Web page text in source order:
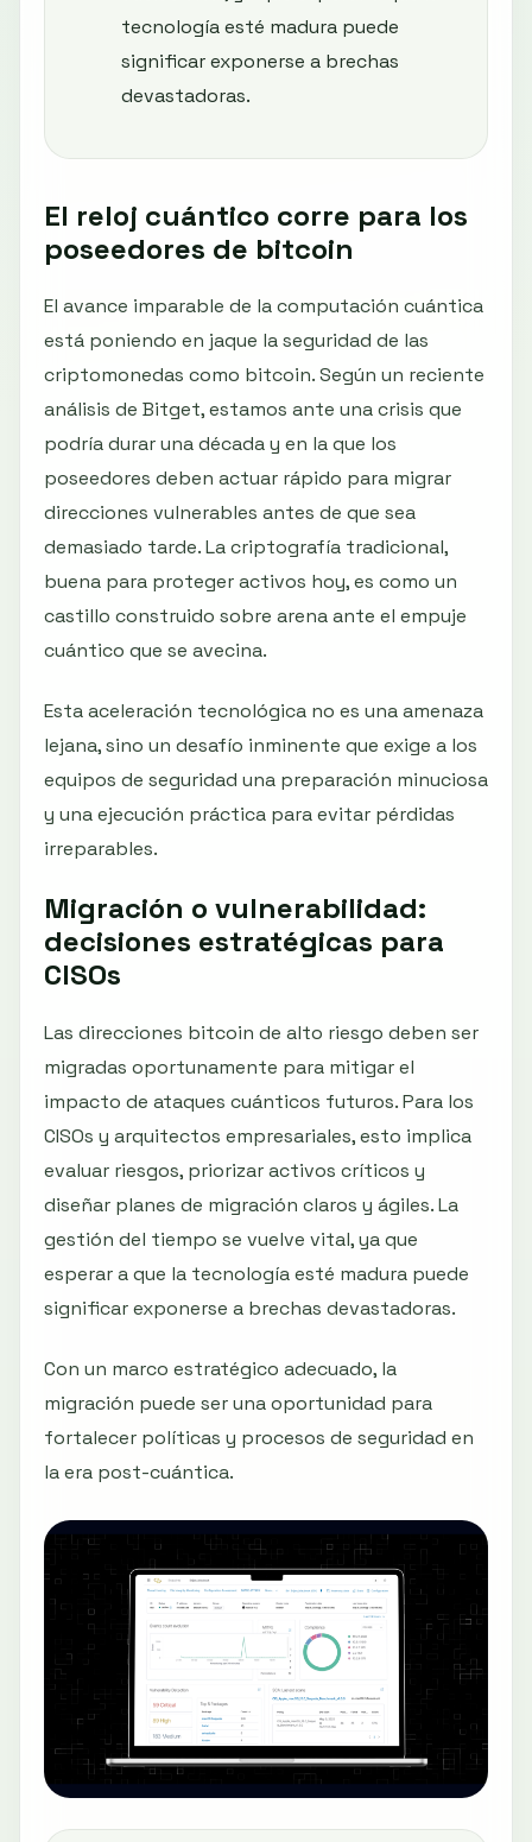
tecnología esté madura puede
significar exponerse a brechas
devastadoras.
El reloj cuántico corre para los
poseedores de bitcoin
El avance imparable de la computación cuántica
está poniendo en jaque la seguridad de las
criptomonedas como bitcoin. Según un reciente
análisis de Bitget, estamos ante una crisis que
podría durar una década y en la que los
poseedores deben actuar rápido para migrar
direcciones vulnerables antes de que sea
demasiado tarde. La criptografía tradicional,
buena para proteger activos hoy, es como un
castillo construido sobre arena ante el empuje
cuántico que se avecina.
Esta aceleración tecnológica no es una amenaza
lejana, sino un desafío inminente que exige a los
equipos de seguridad una preparación minuciosa
y una ejecución práctica para evitar pérdidas
irreparables.
Migración o vulnerabilidad:
decisiones estratégicas para
CISOs
Las direcciones bitcoin de alto riesgo deben ser
migradas oportunamente para mitigar el
impacto de ataques cuánticos futuros. Para los
CISOs y arquitectos empresariales, esto implica
evaluar riesgos, priorizar activos críticos y
diseñar planes de migración claros y ágiles. La
gestión del tiempo se vuelve vital, ya que
esperar a que la tecnología esté madura puede
significar exponerse a brechas devastadoras.
Con un marco estratégico adecuado, la
migración puede ser una oportunidad para
fortalecer políticas y procesos de seguridad en
la era post-cuántica.